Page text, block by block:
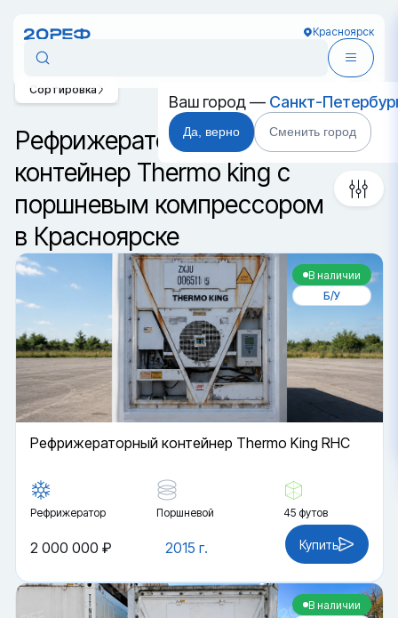
Красноярск
Ваш город — Санкт-
Да, верно Сменить город
Рефрижераторный
контейнер Thermo king с
поршневым компрессором
в Красноярске
Сортировка
В наличии
Б/У
Рефрижераторный контейнер Thermo King RHC
Рефрижератор Поршневой 45 футов
2015 г.
2 000 000 ₽ Купить
В наличии